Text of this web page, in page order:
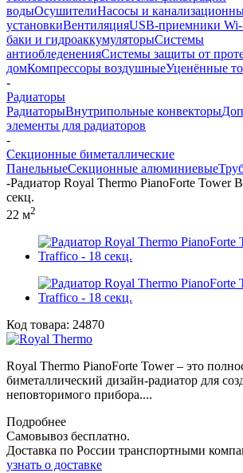
водыОсушителиНасосы и
установкиВентиляцияUSB-приемники
баки и гидроаккумуляторыСистемы
антиобледененияСистемы защиты от
домКомпрессоры воздушныеУценённые
-
Радиаторы
РадиаторыВнутрипольные конвекторы
элементы для радиаторов
-
Секционные биметаллические
ПанельныеСекционные алюминиевые
-Радиатор Royal Thermo PianoForte Tower
секц.
22 м2
Код товара: 24870
Royal Thermo PianoForte Tower – это
биметаллический дизайн-радиатор для
неповторимого прибора....
Подробнее
Самовывоз бесплатно.
Доставка по России транспортными
узнать о доставке